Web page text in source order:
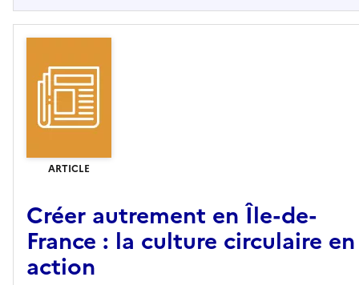
ARTICLE
Créer autrement en Île-de-
France : la culture circulaire en
action